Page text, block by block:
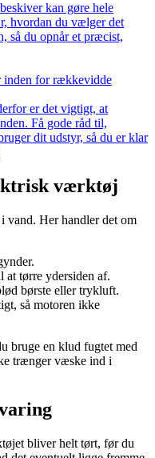
kan gøre hele
hvordan du vælger det
så du opnår et præcist,
inden for rækkevidde
er det vigtigt, at
Få gode råd til,
dit udstyr, så du er klar
værktøj
Her handler det om
tørre ydersiden af.
børste eller trykluft.
så motoren ikke
bruge en klud fugtet med
trænger væske ind i
bliver helt tørt, før du